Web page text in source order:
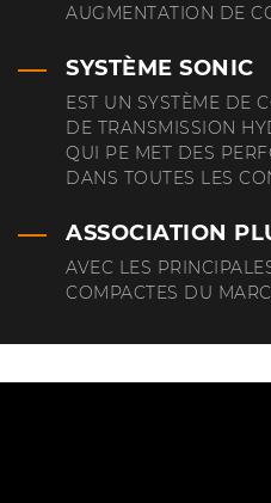
AUGMENTATION DE
SYSTÈME SONIC
EST UN SYSTÈME DE
DE TRANSMISSION
QUI PE MET DES
DANS TOUTES LES
ASSOCIATION
AVEC LES
COMPACTES DU